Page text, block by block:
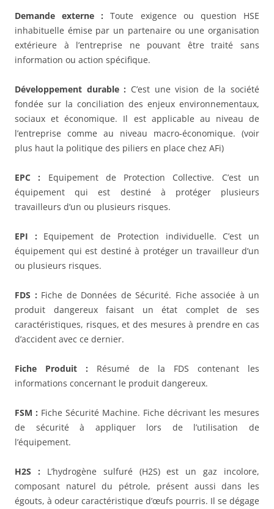
Demande externe :Toute exigence ou question HSE
inhabituelle émise par un partenaire ou une organisation
extérieure à l’entreprise ne pouvant être traité sans
information ou action spécifique.
Développement durable : C’est une vision de la société
fondée sur la conciliation des enjeux environnementaux,
sociaux et économique. Il est applicable au niveau de
l’entreprise comme au niveau macro-économique. (voir
plus haut la politique des piliers en place chez AFi)
EPC : Equipement de Protection Collective. C’est un
équipement qui est destiné à protéger plusieurs
travailleurs d’un ou plusieurs risques.
EPI : Equipement de Protection individuelle. C’est un
équipement qui est destiné à protéger un travailleur d’un
ou plusieurs risques.
FDS : Fiche de Données de Sécurité. Fiche associée à un
produit dangereux faisant un état complet de ses
caractéristiques, risques, et des mesures à prendre en cas
d’accident avec ce dernier.
Fiche Produit : Résumé de la FDS contenant les
informations concernant le produit dangereux.
FSM : Fiche Sécurité Machine. Fiche décrivant les mesures
de sécurité à appliquer lors de l’utilisation de
l’équipement.
H2S : L’hydrogène sulfuré (H2S) est un gaz incolore,
composant naturel du pétrole, présent aussi dans les
égouts, à odeur caractéristique d’œufs pourris. Il se dégage